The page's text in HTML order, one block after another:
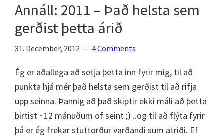
skemmtilegt
:)
Annáll: 2011 – Það helsta sem
gerðist þetta árið
31. December, 2012 4 Comments
Ég er aðallega að setja þetta inn fyrir mig, til að
punkta hjá mér það helsta sem gerðist til að rifja
upp seinna. Þannig að það skiptir ekki máli að þetta
birtist ~12 mánuðum of seint ;) ..og til að flýta fyrir
þá er ég frekar stuttorður varðandi sum atriði. Ef